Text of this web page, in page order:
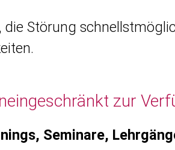
Störung
zur
Seminare,